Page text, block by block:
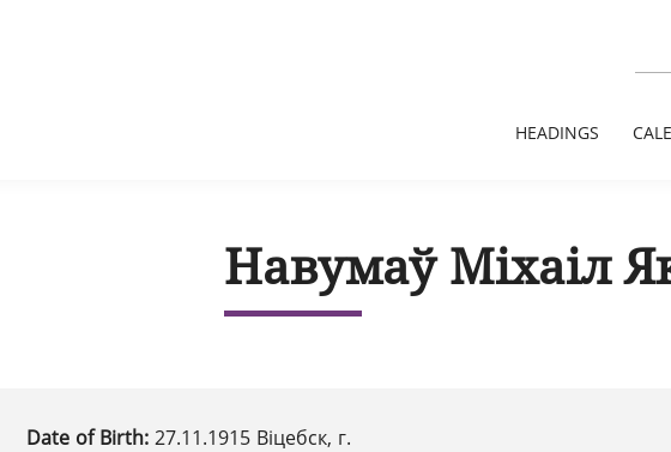
HEADINGS
Навумаў Міхаіл
Date of Birth: 27.11.1915 Віцебск, г.